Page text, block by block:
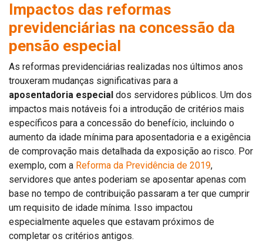
Impactos das reformas
previdenciárias na concessão da
pensão especial
As reformas previdenciárias realizadas nos últimos anos
trouxeram mudanças significativas para a
aposentadoria especial dos servidores públicos. Um dos
impactos mais notáveis ​​foi a introdução de critérios mais
específicos para a concessão do benefício, incluindo o
aumento da idade mínima para aposentadoria e a exigência
de comprovação mais detalhada da exposição ao risco. Por
exemplo, com a Reforma da Previdência de 2019,
servidores que antes poderiam se aposentar apenas com
base no tempo de contribuição passaram a ter que cumprir
um requisito de idade mínima. Isso impactou
especialmente aqueles que estavam próximos de
completar os critérios antigos.